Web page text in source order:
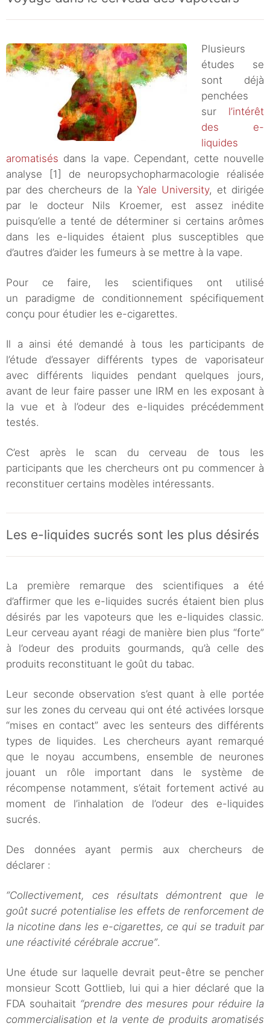
Plusieurs
études se
sont déjà
penchées
sur l’intérêt
des e-
liquides
aromatisés dans la vape. Cependant, cette nouvelle
analyse [1] de neuropsychopharmacologie réalisée
par des chercheurs de la Yale University, et dirigée
par le docteur Nils Kroemer, est assez inédite
puisqu’elle a tenté de déterminer si certains arômes
dans les e-liquides étaient plus susceptibles que
d’autres d’aider les fumeurs à se mettre à la vape.
Pour ce faire, les scientifiques ont utilisé
un paradigme de conditionnement spécifiquement
conçu pour étudier les e-cigarettes.
Il a ainsi été demandé à tous les participants de
l’étude d’essayer différents types de vaporisateur
avec différents liquides pendant quelques jours,
avant de leur faire passer une IRM en les exposant à
la vue et à l’odeur des e-liquides précédemment
testés.
C’est après le scan du cerveau de tous les
participants que les chercheurs ont pu commencer à
reconstituer certains modèles intéressants.
Les e-liquides sucrés sont les plus désirés
La première remarque des scientifiques a été
d’affirmer que les e-liquides sucrés étaient bien plus
désirés par les vapoteurs que les e-liquides classic.
Leur cerveau ayant réagi de manière bien plus “forte”
à l’odeur des produits gourmands, qu’à celle des
produits reconstituant le goût du tabac.
Leur seconde observation s’est quant à elle portée
sur les zones du cerveau qui ont été activées lorsque
“mises en contact” avec les senteurs des différents
types de liquides. Les chercheurs ayant remarqué
que le noyau accumbens, ensemble de neurones
jouant un rôle important dans le système de
récompense notamment, s’était fortement activé au
moment de l’inhalation de l’odeur des e-liquides
sucrés.
Des données ayant permis aux chercheurs de
déclarer :
“Collectivement, ces résultats démontrent que le
goût sucré potentialise les effets de renforcement de
la nicotine dans les e-cigarettes, ce qui se traduit par
une réactivité cérébrale accrue”.
Une étude sur laquelle devrait peut-être se pencher
monsieur Scott Gottlieb, lui qui a hier déclaré que la
FDA souhaitait “prendre des mesures pour réduire la
commercialisation et la vente de produits aromatisés